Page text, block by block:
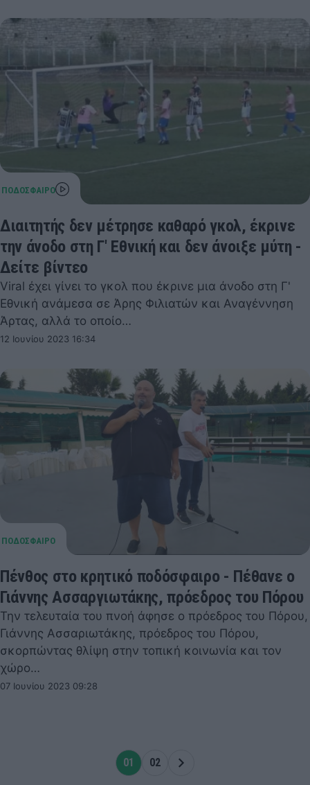
Διαιτητής δεν μέτρησε καθαρό γκολ, έκρινε
την άνοδο στη Γ' Εθνική και δεν άνοιξε μύτη -
Δείτε βίντεο
Viral έχει γίνει το γκολ που έκρινε μια άνοδο στη Γ'
Εθνική ανάμεσα σε Άρης Φιλιατών και Αναγέννηση
Άρτας, αλλά το οποίο…
12 Ιουνίου 2023 16:34
Πένθος στο κρητικό ποδόσφαιρο - Πέθανε ο
Γιάννης Ασσαργιωτάκης, πρόεδρος του Πόρου
Την τελευταία του πνοή άφησε ο πρόεδρος του Πόρου,
Γιάννης Ασσαριωτάκης, πρόεδρος του Πόρου,
σκορπώντας θλίψη στην τοπική κοινωνία και τον
χώρο…
07 Ιουνίου 2023 09:28
01 02